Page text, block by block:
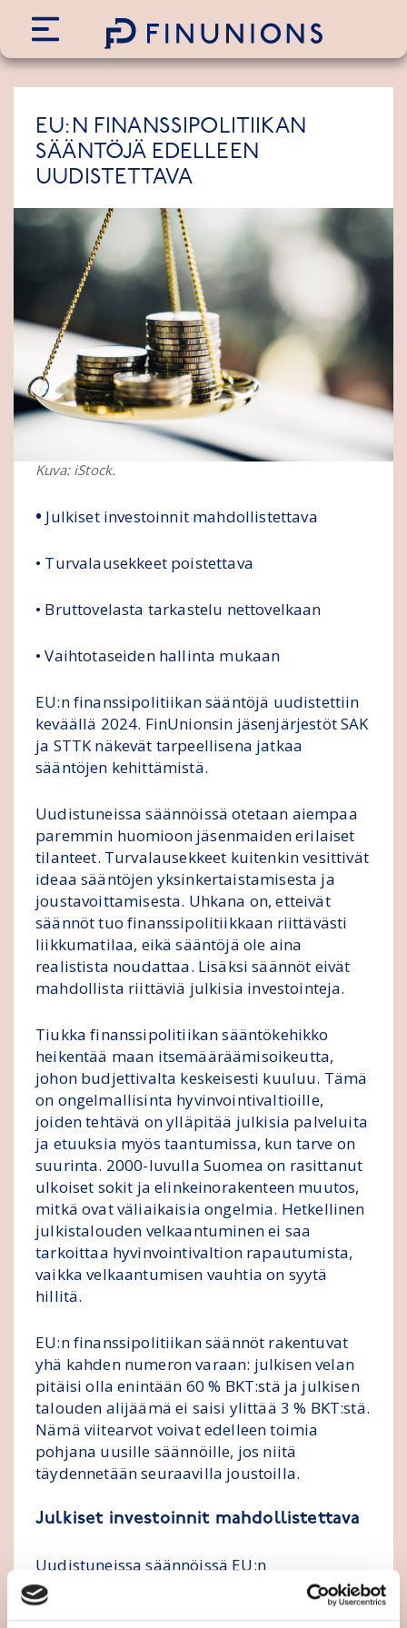
EU:N FINANSSIPOLITIIKAN
SÄÄNTÖJÄ EDELLEEN
UUDISTETTAVA
Kuva: iStock.
• Julkiset investoinnit mahdollistettava
• Turvalausekkeet poistettava
• Bruttovelasta tarkastelu nettovelkaan
• Vaihtotaseiden hallinta mukaan
EU:n finanssipolitiikan sääntöjä uudistettiin
keväällä 2024. FinUnionsin jäsenjärjestöt SAK
ja STTK näkevät tarpeellisena jatkaa
sääntöjen kehittämistä.
Uudistuneissa säännöissä otetaan aiempaa
paremmin huomioon jäsenmaiden erilaiset
tilanteet. Turvalausekkeet kuitenkin vesittivät
ideaa sääntöjen yksinkertaistamisesta ja
joustavoittamisesta. Uhkana on, etteivät
säännöt tuo finanssipolitiikkaan riittävästi
liikkumatilaa, eikä sääntöjä ole aina
realistista noudattaa. Lisäksi säännöt eivät
mahdollista riittäviä julkisia investointeja.
Tiukka finanssipolitiikan sääntökehikko
heikentää maan itsemääräämisoikeutta,
johon budjettivalta keskeisesti kuuluu. Tämä
on ongelmallisinta hyvinvointivaltioille,
joiden tehtävä on ylläpitää julkisia palveluita
ja etuuksia myös taantumissa, kun tarve on
suurinta. 2000-luvulla Suomea on rasittanut
ulkoiset sokit ja elinkeinorakenteen muutos,
mitkä ovat väliaikaisia ongelmia. Hetkellinen
julkistalouden velkaantuminen ei saa
tarkoittaa hyvinvointivaltion rapautumista,
vaikka velkaantumisen vauhtia on syytä
hillitä.
EU:n finanssipolitiikan säännöt rakentuvat
yhä kahden numeron varaan: julkisen velan
pitäisi olla enintään 60 % BKT:stä ja julkisen
talouden alijäämä ei saisi ylittää 3 % BKT:stä.
Nämä viitearvot voivat edelleen toimia
pohjana uusille säännöille, jos niitä
täydennetään seuraavilla joustoilla.
Julkiset investoinnit mahdollistettava
Uudistuneissa säännöissä EU:n
yhteisrahoittamat investoinnit voidaan lukea
sopeutusvaatimuksen ulkopuolelle. Lisäksi